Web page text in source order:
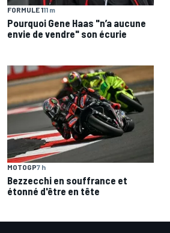
FORMULE 111 m
Pourquoi Gene Haas "n’a aucune
envie de vendre" son écurie
MOTOGP7 h
Bezzecchi en souffrance et
étonné d'être en tête